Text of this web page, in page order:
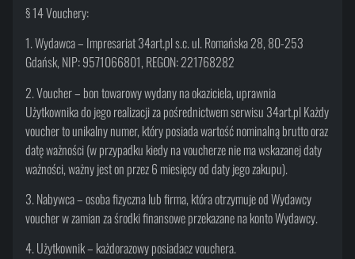
§ 14 Vouchery:
1. Wydawca – Impresariat 34art.pl s.c. ul. Romańska 28, 80-253
Gdańsk, NIP: 9571066801, REGON: 221768282
2. Voucher – bon towarowy wydany na okaziciela, uprawnia
Użytkownika do jego realizacji za pośrednictwem serwisu 34art.pl Każdy
voucher to unikalny numer, który posiada wartość nominalną brutto oraz
datę ważności (w przypadku kiedy na voucherze nie ma wskazanej daty
ważności, ważny jest on przez 6 miesięcy od daty jego zakupu).
3. Nabywca – osoba fizyczna lub firma, która otrzymuje od Wydawcy
voucher w zamian za środki finansowe przekazane na konto Wydawcy.
4. Użytkownik – każdorazowy posiadacz vouchera.